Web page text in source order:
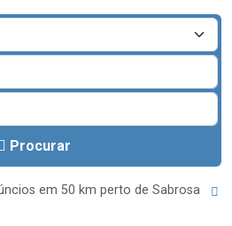
Procurar
em 50 km perto de Sabrosa